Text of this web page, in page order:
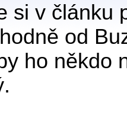
si v článku
od
ho někdo